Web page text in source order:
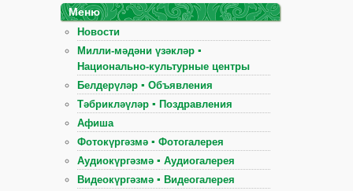
Меню
Новости
Милли-мәдәни үзәкләр ▪
Национально-культурные центры
Белдерүләр ▪ Объявления
Тәбрикләүләр ▪ Поздравления
Афиша
Фотокүргәзмә ▪ Фотогалерея
Аудиокүргәзмә ▪ Аудиогалерея
Видеокүргәзмә ▪ Видеогалерея